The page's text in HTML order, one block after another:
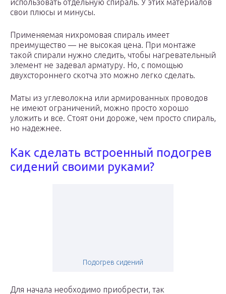
использовать отдельную спираль. У этих материалов
свои плюсы и минусы.
Применяемая нихромовая спираль имеет
преимущество — не высокая цена. При монтаже
такой спирали нужно следить, чтобы нагревательный
элемент не задевал арматуру. Но, с помощью
двухстороннего скотча это можно легко сделать.
Маты из углеволокна или армированных проводов
не имеют ограничений, можно просто хорошо
уложить и все. Стоят они дороже, чем просто спираль,
но надежнее.
Как сделать встроенный подогрев
сидений своими руками?
Подогрев сидений
Для начала необходимо приобрести, так